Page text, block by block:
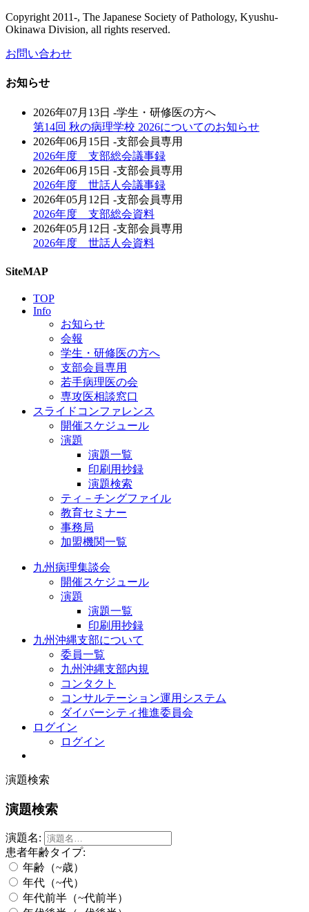
Copyright 2011-, The Japanese Society of Pathology, Kyushu-
Okinawa Division, all rights reserved.
お問い合わせ
お知らせ
2026年07月13日 -学生・研修医の方へ
第14回 秋の病理学校 2026についてのお知らせ
2026年06月15日 -支部会員専用
2026年度 支部総会議事録
2026年06月15日 -支部会員専用
2026年度 世話人会議事録
2026年05月12日 -支部会員専用
2026年度 支部総会資料
2026年05月12日 -支部会員専用
2026年度 世話人会資料
SiteMAP
TOP
Info
お知らせ
会報
学生・研修医の方へ
支部会員専用
若手病理医の会
専攻医相談窓口
スライドコンファレンス
開催スケジュール
演題
演題一覧
印刷用抄録
演題検索
ティ－チングファイル
教育セミナー
事務局
加盟機関一覧
九州病理集談会
開催スケジュール
演題
演題一覧
印刷用抄録
九州沖縄支部について
委員一覧
九州沖縄支部内規
コンタクト
コンサルテーション運用システム
ダイバーシティ推進委員会
ログイン
ログイン
演題検索
演題検索
演題名:
患者年齢タイプ:
年齢（~歳）
年代（~代）
年代前半（~代前半）